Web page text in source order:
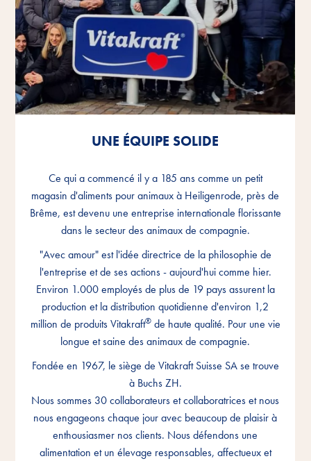
UNE ÉQUIPE SOLIDE
Ce qui a commencé il y a 185 ans comme un petit
magasin d'aliments pour animaux à Heiligenrode, près de
Brême, est devenu une entreprise internationale florissante
dans le secteur des animaux de compagnie.
"Avec amour" est l'idée directrice de la philosophie de
l'entreprise et de ses actions - aujourd'hui comme hier.
Environ 1.000 employés de plus de 19 pays assurent la
production et la distribution quotidienne d'environ 1,2
million de produits Vitakraft®de haute qualité. Pour une vie
longue et saine des animaux de compagnie.
Fondée en 1967, le siège de Vitakraft Suisse SA se trouve
à Buchs ZH.
Nous sommes 30 collaborateurs et collaboratrices et nous
nous engageons chaque jour avec beaucoup de plaisir à
enthousiasmer nos clients. Nous défendons une
alimentation et un élevage responsables, affectueux et
UNE ÉQUIPE SOLIDE
Ce qui a commencé il y a 185 ans comme un petit
magasin d'aliments pour animaux à Heiligenrode, près de
Brême, est devenu une entreprise internationale florissante
dans le secteur des animaux de compagnie.
"Avec amour" est l'idée directrice de la philosophie de
l'entreprise et de ses actions - aujourd'hui comme hier.
Environ 1.000 employés de plus de 19 pays assurent la
production et la distribution quotidienne d'environ 1,2
million de produits Vitakraft®de haute qualité. Pour une vie
longue et saine des animaux de compagnie.
Fondée en 1967, le siège de Vitakraft Suisse SA se trouve
à Buchs ZH.
Nous sommes 30 collaborateurs et collaboratrices et nous
nous engageons chaque jour avec beaucoup de plaisir à
enthousiasmer nos clients. Nous défendons une
alimentation et un élevage responsables, affectueux et
UNE ÉQUIPE SOLIDE
Ce qui a commencé il y a 185 ans comme un petit
magasin d'aliments pour animaux à Heiligenrode, près de
Brême, est devenu une entreprise internationale florissante
dans le secteur des animaux de compagnie.
"Avec amour" est l'idée directrice de la philosophie de
l'entreprise et de ses actions - aujourd'hui comme hier.
Environ 1.000 employés de plus de 19 pays assurent la
production et la distribution quotidienne d'environ 1,2
million de produits Vitakraft®de haute qualité. Pour une vie
longue et saine des animaux de compagnie.
Fondée en 1967, le siège de Vitakraft Suisse SA se trouve
à Buchs ZH.
Nous sommes 30 collaborateurs et collaboratrices et nous
nous engageons chaque jour avec beaucoup de plaisir à
enthousiasmer nos clients. Nous défendons une
alimentation et un élevage responsables, affectueux et